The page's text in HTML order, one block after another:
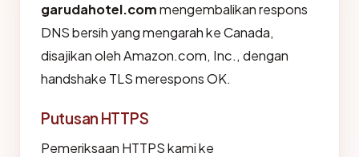
garudahotel.commengembalikan respons
DNS bersih yang mengarah ke Canada,
disajikan oleh Amazon.com, Inc., dengan
handshake TLS merespons OK.
Putusan HTTPS
Pemeriksaan HTTPS kami ke